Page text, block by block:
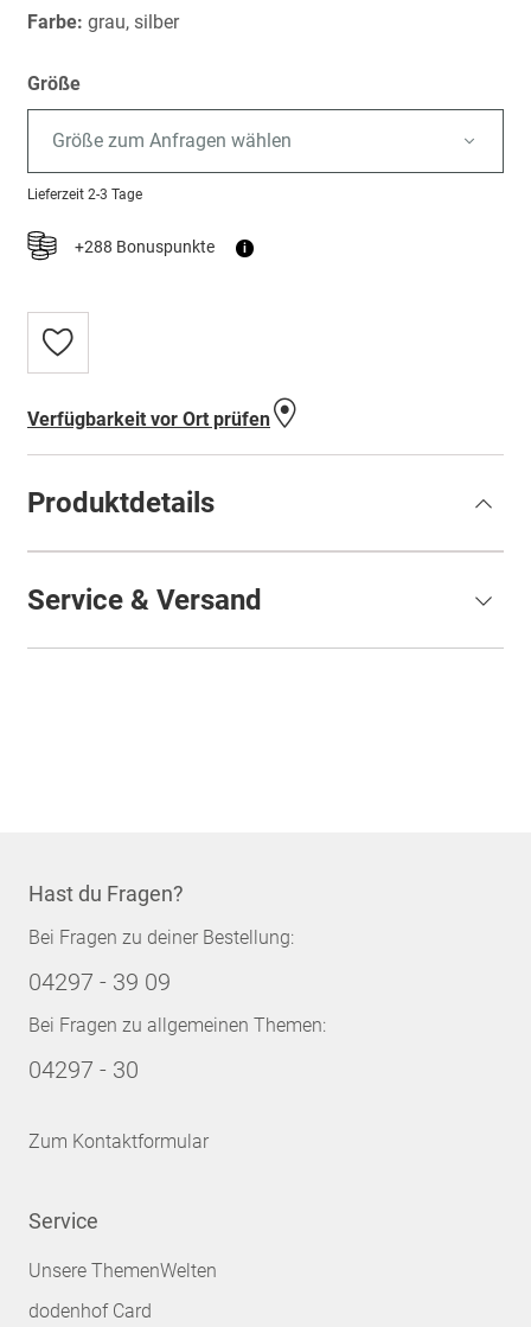
Farbe: grau, silber
Größe
Größe zum Anfragen wählen
Lieferzeit 2-3 Tage
+288 Bonuspunkte i
Zur
Wunschliste
Verfügbarkeit vor Ort prüfen
Produktdetails
Service & Versand
Hast du Fragen?
Bei Fragen zu deiner Bestellung:
04297 - 39 09
Bei Fragen zu allgemeinen Themen:
04297 - 30
Zum Kontaktformular
Service
Unsere ThemenWelten
dodenhof Card